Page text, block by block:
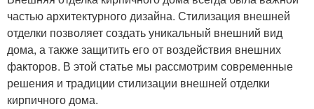
частью архитектурного дизайна. Стилизация внешней
отделки позволяет создать уникальный внешний вид
дома, а также защитить его от воздействия внешних
факторов. В этой статье мы рассмотрим современные
решения и традиции стилизации внешней отделки
кирпичного дома.